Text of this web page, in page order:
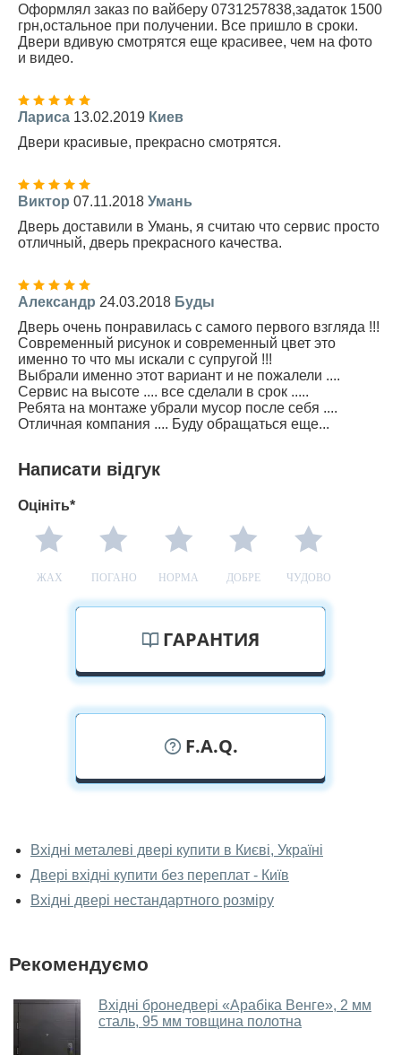
Оформлял заказ по вайберу 0731257838,задаток 1500
грн,остальное при получении. Все пришло в сроки.
Двери вдивую смотрятся еще красивее, чем на фото
и видео.
Лариса 13.02.2019 Киев
Двери красивые, прекрасно смотрятся.
Виктор 07.11.2018 Умань
Дверь доставили в Умань, я считаю что сервис просто
отличный, дверь прекрасного качества.
Александр 24.03.2018 Буды
Дверь очень понравилась с самого первого взгляда !!!
Современный рисунок и современный цвет это
именно то что мы искали с супругой !!!
Выбрали именно этот вариант и не пожалели ....
Сервис на высоте .... все сделали в срок .....
Ребята на монтаже убрали мусор после себя ....
Отличная компания .... Буду обращаться еще...
Написати відгук
Оцініть*
ЖАХ ПОГАНО НОРМА ДОБРЕ ЧУДОВО
ГАРАНТИЯ
F.A.Q.
наживо?
Так, можна подивитися двері вхідні у нашому
фірмовому салоні-магазині.
Так, у нас великий вибір міжкімнатних та вхідних
Чи допомагаєте ви вибрати двері
Вхідні металеві двері купити в Києві, Україні
Двері вхідні купити без переплат - Київ
Вхідні двері нестандартного розміру
Рекомендуємо
Вхідні бронедвері «Арабіка Венге», 2 мм
сталь, 95 мм товщина полотна